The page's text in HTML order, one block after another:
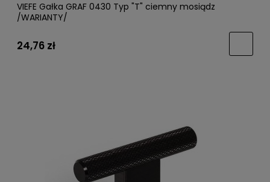
VIEFE Gałka GRAF 0430 Typ "T" ciemny mosiądz
/WARIANTY/
24,76 zł